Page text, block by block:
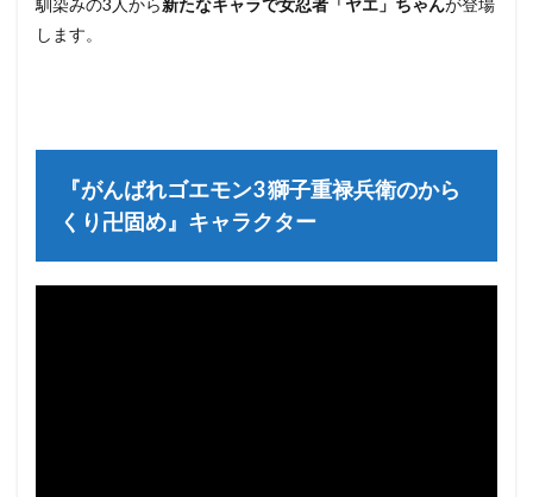
します。
『がんばれゴエモン3 獅子重禄兵衛のから
くり卍固め』キャラクター